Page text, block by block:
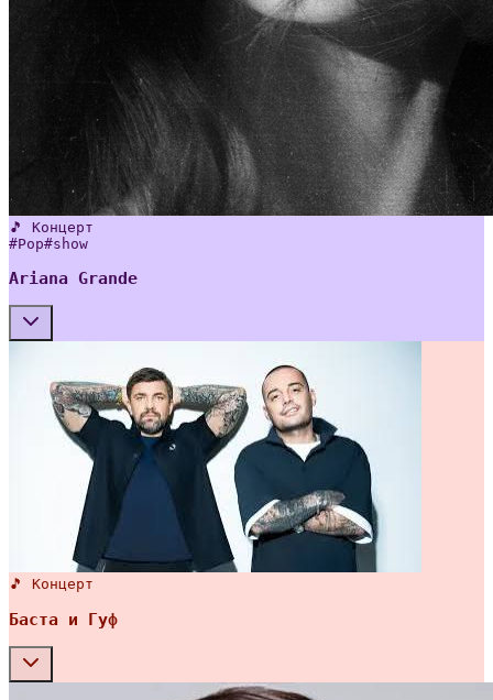
🎵 Концерт
#Pop#show
Ariana Grande
🎵 Концерт
Баста и Гуф